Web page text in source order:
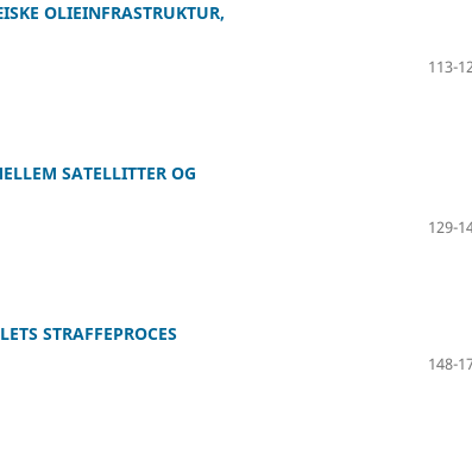
OLIEINFRASTRUKTUR,
113-
SATELLITTER OG
129-
STRAFFEPROCES
148-